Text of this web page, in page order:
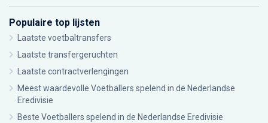
Populaire top lijsten
Laatste voetbaltransfers
Laatste transfergeruchten
Laatste contractverlengingen
Meest waardevolle Voetballers spelend in de Nederlandse
Eredivisie
Beste Voetballers spelend in de Nederlandse Eredivisie